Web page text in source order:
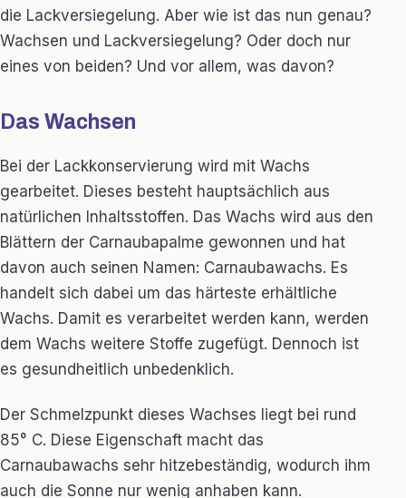
die Lackversiegelung. Aber wie ist das nun genau?
Wachsen und Lackversiegelung? Oder doch nur
eines von beiden? Und vor allem, was davon?
Das Wachsen
Bei der Lackkonservierung wird mit Wachs
gearbeitet. Dieses besteht hauptsächlich aus
natürlichen Inhaltsstoffen. Das Wachs wird aus den
Blättern der Carnaubapalme gewonnen und hat
davon auch seinen Namen: Carnaubawachs. Es
handelt sich dabei um das härteste erhältliche
Wachs. Damit es verarbeitet werden kann, werden
dem Wachs weitere Stoffe zugefügt. Dennoch ist
es gesundheitlich unbedenklich.
Der Schmelzpunkt dieses Wachses liegt bei rund
85° C. Diese Eigenschaft macht das
Carnaubawachs sehr hitzebeständig, wodurch ihm
auch die Sonne nur wenig anhaben kann.